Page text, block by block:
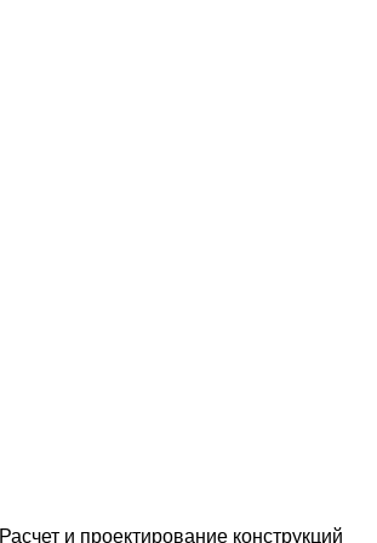
Расчет и проектирование конструкций